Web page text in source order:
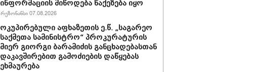
ინფორმაციის მიწოდება წაქეზება იყო
რეზონანსი 07.08.2026
ოკუპირებული აფხაზეთის ე.წ. „საგარეო
საქმეთა სამინისტრო“ პროკურატურის
მიერ გიორგი ბარამიძის განცხადებასთან
დაკავშირებით გამოძიების დაწყებას
ეხმაურება